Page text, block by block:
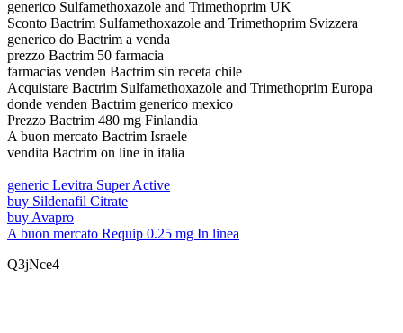
generico Sulfamethoxazole and Trimethoprim UK
Sconto Bactrim Sulfamethoxazole and Trimethoprim Svizzera
generico do Bactrim a venda
prezzo Bactrim 50 farmacia
farmacias venden Bactrim sin receta chile
Acquistare Bactrim Sulfamethoxazole and Trimethoprim Europa
donde venden Bactrim generico mexico
Prezzo Bactrim 480 mg Finlandia
A buon mercato Bactrim Israele
vendita Bactrim on line in italia
generic Levitra Super Active
buy Sildenafil Citrate
buy Avapro
A buon mercato Requip 0.25 mg In linea
Q3jNce4